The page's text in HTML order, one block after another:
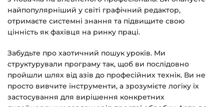
Питання?Пишіть наinfo@siluette.com.uaабо в
чат на сайті.
найпопулярніший у світі графічний редактор,
отримаєте системні знання та підвищите свою
цінність як фахівця на ринку праці.
Забудьте про хаотичний пошук уроків. Ми
структурували програму так, щоб ви послідовно
пройшли шлях від азів до професійних технік. Ви не
просто вивчите інструменти, а зрозумієте логіку їх
застосування для вирішення конкретних